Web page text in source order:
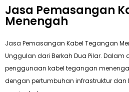
Jasa Pemasangan
Menengah
Jasa Pemasangan Kabel Tegangan
Unggulan dari Berkah Dua Pilar. Dalam
penggunaan kabel tegangan
dengan pertumbuhan infrastruktur dan